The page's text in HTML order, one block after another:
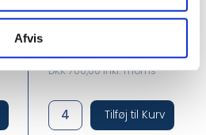
Afvis
stk
DKK 700,00 inkl. moms
Tilføj til Kurv